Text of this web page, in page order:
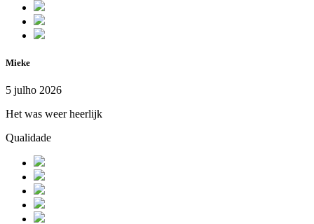
Mieke
5 julho 2026
Het was weer heerlijk
Qualidade